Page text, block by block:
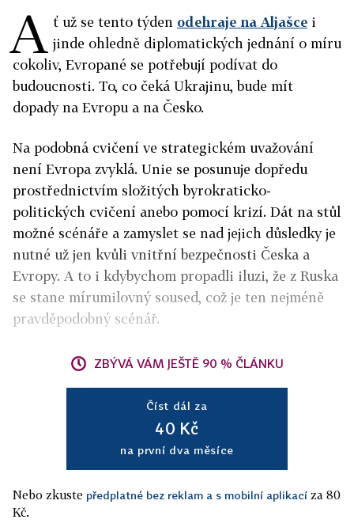
A ť už se tento týden odehraje na Aljašce i
jinde ohledně diplomatických jednání o míru
cokoliv, Evropané se potřebují podívat do
budoucnosti. To, co čeká Ukrajinu, bude mít
dopady na Evropu a na Česko.
Na podobná cvičení ve strategickém uvažování
není Evropa zvyklá. Unie se posunuje dopředu
prostřednictvím složitých byrokraticko-
politických cvičení anebo pomocí krizí. Dát na stůl
možné scénáře a zamyslet se nad jejich důsledky je
nutné už jen kvůli vnitřní bezpečnosti Česka a
Evropy. A to i kdybychom propadli iluzi, že z Ruska
se stane mírumilovný soused, což je ten nejméně
pravděpodobný scénář.
ZBÝVÁ VÁM JEŠTĚ 90 % ČLÁNKU
Číst dál za
40 Kč
na první dva měsíce
Nebo zkuste předplatné bez reklam a s mobilní aplikací za 80
Kč.